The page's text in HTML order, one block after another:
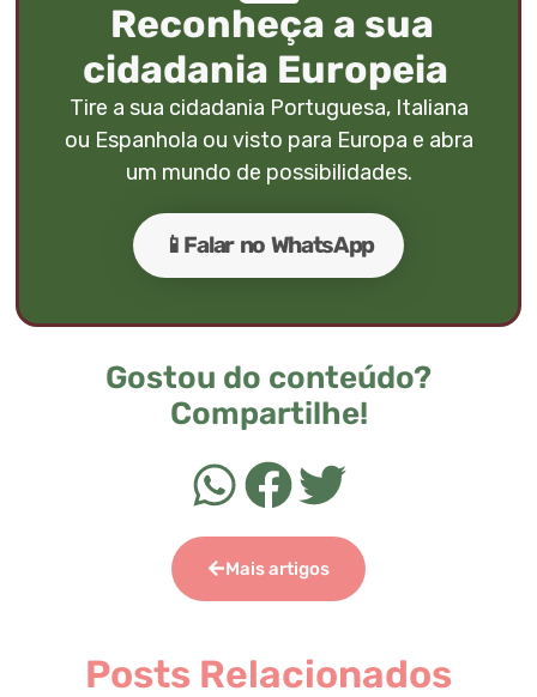
Reconheça a sua
cidadania Europeia
Tire a sua cidadania Portuguesa, Italiana
ou Espanhola ou visto para Europa e abra
um mundo de possibilidades.
📱Falar no WhatsApp
Gostou do conteúdo?
Compartilhe!
Mais artigos
Posts Relacionados